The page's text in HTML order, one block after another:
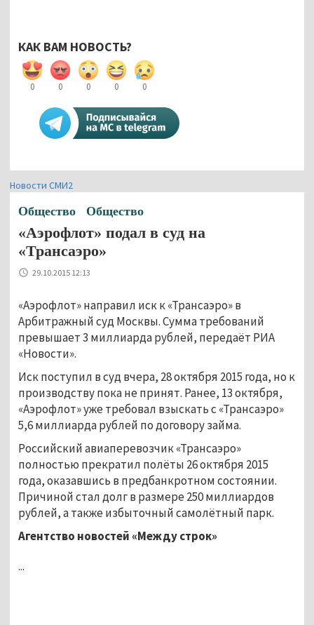
КАК ВАМ НОВОСТЬ?
0 0 0 0 0
Новости СМИ2
Общество Общество
«Аэрофлот» подал в суд на
«Трансаэро»
29.10.2015 12:13
«Аэрофлот» направил иск к «Трансаэро» в
Арбитражный суд Москвы. Сумма требований
превышает 3 миллиарда рублей, передаёт РИА
«Новости».
Иск поступил в суд вчера, 28 октября 2015 года, но к
производству пока не принят. Ранее, 13 октября,
«Аэрофлот» уже требовал взыскать с «Трансаэро»
5,6 миллиарда рублей по договору займа.
Российский авиаперевозчик «Трансаэро»
полностью прекратил полёты 26 октября 2015
года, оказавшись в предбанкротном состоянии.
Причиной стал долг в размере 250 миллиардов
рублей, а также избыточный самолётный парк.
Агентство новостей «Между строк»
...